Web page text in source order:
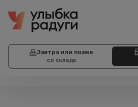
Завтра или позже
со склада